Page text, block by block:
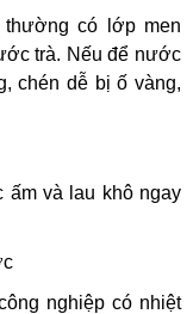
có lớp men
trà. Nếu để nước
chén dễ bị ố vàng,
ấm và lau khô ngay
nghiệp có nhiệt